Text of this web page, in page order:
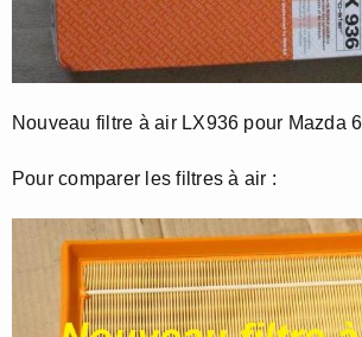
Nouveau filtre à air LX936 pour Mazda
Pour comparer les filtres à air :